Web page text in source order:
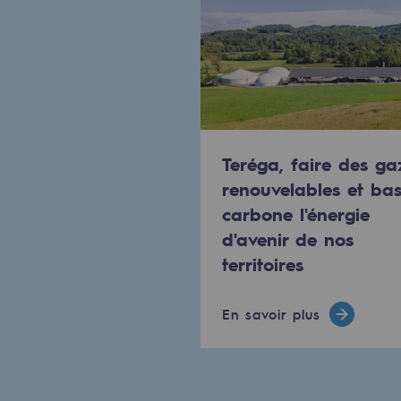
PARI 2035, le programme de
Sécurité et cybersécurité
Santé et sécurité au travail
Gouvernance responsable
Gouvernance responsable
CADRE, le programme
Éthique et conformité
Teréga, faire des
renouvelables et bas
carbone l'énergie
d'avenir de nos
territoires
En savoir plus